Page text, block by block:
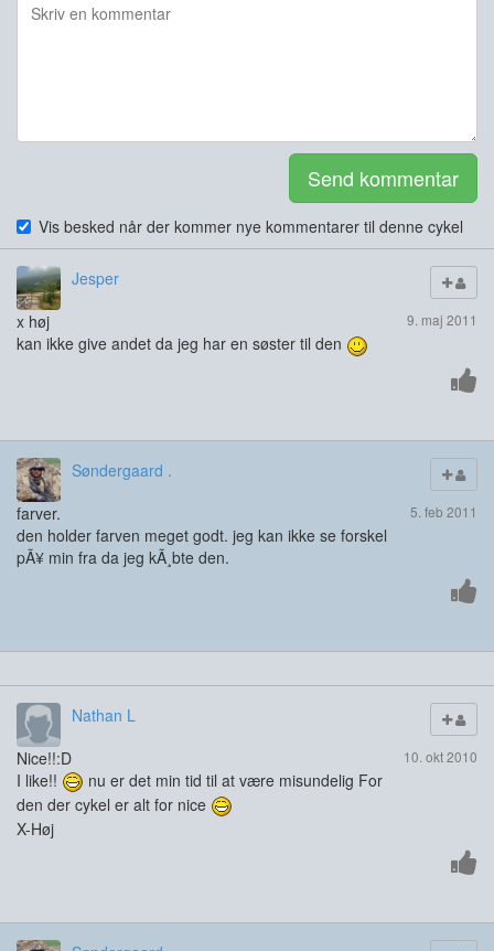
Send kommentar
Vis besked når der kommer nye kommentarer til denne cykel
Jesper
9. maj 2011
x høj
kan ikke give andet da jeg har en søster til den
Søndergaard .
5. feb 2011
farver.
den holder farven meget godt. jeg kan ikke se forskel
pÃ¥ min fra da jeg kÃ¸bte den.
Nathan L
10. okt 2010
Nice!!:D
I like!!
nu er det min tid til at være misundelig For
den der cykel er alt for nice
X-Høj